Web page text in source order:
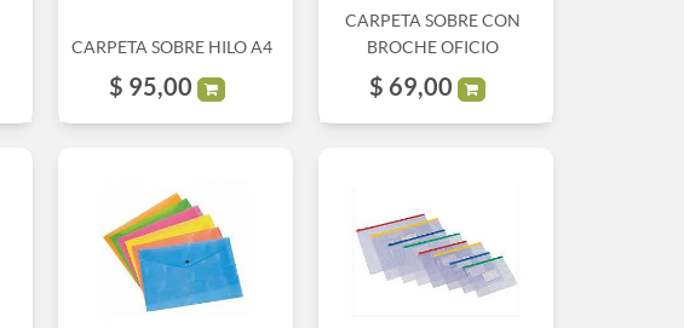
CARPETA SOBRE HILO A4
$ 95,00
CARPETA SOBRE CON
BROCHE OFICIO
$ 69,00